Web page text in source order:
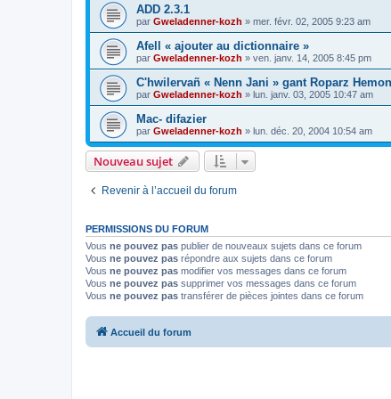
ADD 2.3.1
par Gweladenner-kozh » mer. févr. 02, 2005 9:23 am
Afell « ajouter au dictionnaire »
par Gweladenner-kozh » ven. janv. 14, 2005 8:45 pm
C'hwilervañ « Nenn Jani » gant Roparz Hemon
par Gweladenner-kozh » lun. janv. 03, 2005 10:47 am
Mac- difazier
par Gweladenner-kozh » lun. déc. 20, 2004 10:54 am
Nouveau sujet
Revenir à l’accueil du forum
PERMISSIONS DU FORUM
Vous ne pouvez pas publier de nouveaux sujets dans ce forum
Vous ne pouvez pas répondre aux sujets dans ce forum
Vous ne pouvez pas modifier vos messages dans ce forum
Vous ne pouvez pas supprimer vos messages dans ce forum
Vous ne pouvez pas transférer de pièces jointes dans ce forum
Accueil du forum